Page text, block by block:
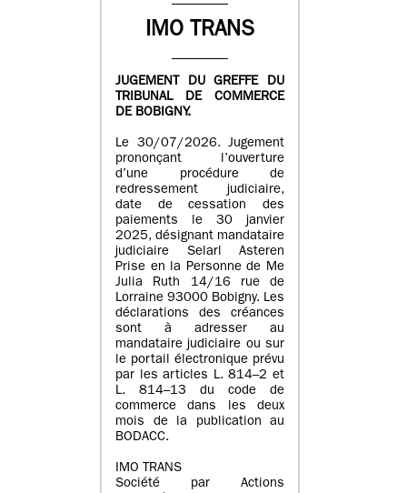
IMO TRANS
JUGEMENT DU GREFFE DU
TRIBUNAL DE COMMERCE
DE BOBIGNY.
Le 30/07/2026. Jugement
prononçant l’ouverture
d’une procédure de
redressement judiciaire,
date de cessation des
paiements le 30 janvier
2025, désignant mandataire
judiciaire Selarl Asteren
Prise en la Personne de Me
Julia Ruth 14/16 rue de
Lorraine 93000 Bobigny. Les
déclarations des créances
sont à adresser au
mandataire judiciaire ou sur
le portail électronique prévu
par les articles L. 814–2 et
L. 814–13 du code de
commerce dans les deux
mois de la publication au
BODACC.
IMO TRANS
Société par Actions